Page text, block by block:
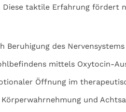
Diese taktile Erfahrung fördert
Beruhigung des Nervensystems
mittels Oxytocin-
Öffnung im
und